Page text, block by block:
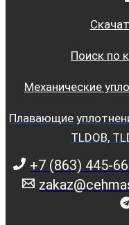
Поиск по
Механические
Плавающие
TLDOB,
+7 (863) 445-